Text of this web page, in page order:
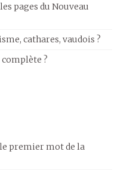
pages du Nouveau
cathares, vaudois ?
?
premier mot de la